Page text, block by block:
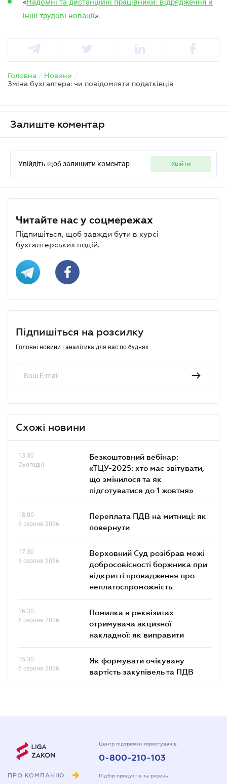
«Надомні та дистанційні працівники: відрядження й
інші трудові новації».
Головна / Новини /
Зміна бухгалтера: чи повідомляти податківців
Залиште коментар
Увійдіть щоб залишити коментар увійти
Читайте нас у соцмережах
Підпишіться, щоб завжди бути в курсі
бухгалтерських подій.
Підпишіться на розсилку
Головні новини і аналітика для вас по буднях
Схожі новини
13.30
Сьогодні
Безкоштовний вебінар:
«ТЦУ-2025: хто має звітувати,
що змінилося та як
підготуватися до 1 жовтня»
18.00
6 серпня 2026
Переплата ПДВ на митниці: як
повернути
17.30
6 серпня 2026
Верховний Суд розібрав межі
добросовісності боржника при
відкритті провадження про
неплатоспроможність
16.30
6 серпня 2026
Помилка в реквізитах
отримувача акцизної
накладної: як виправити
15.30
6 серпня 2026
Як формувати очікувану
вартість закупівель та ПДВ
ПРО КОМПАНІЮ
Центр підтримки користувачів
0-800-210-103
Підбір продуктів та рішень